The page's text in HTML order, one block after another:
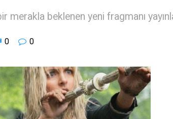
beklenen yeni fragmanı
0 0